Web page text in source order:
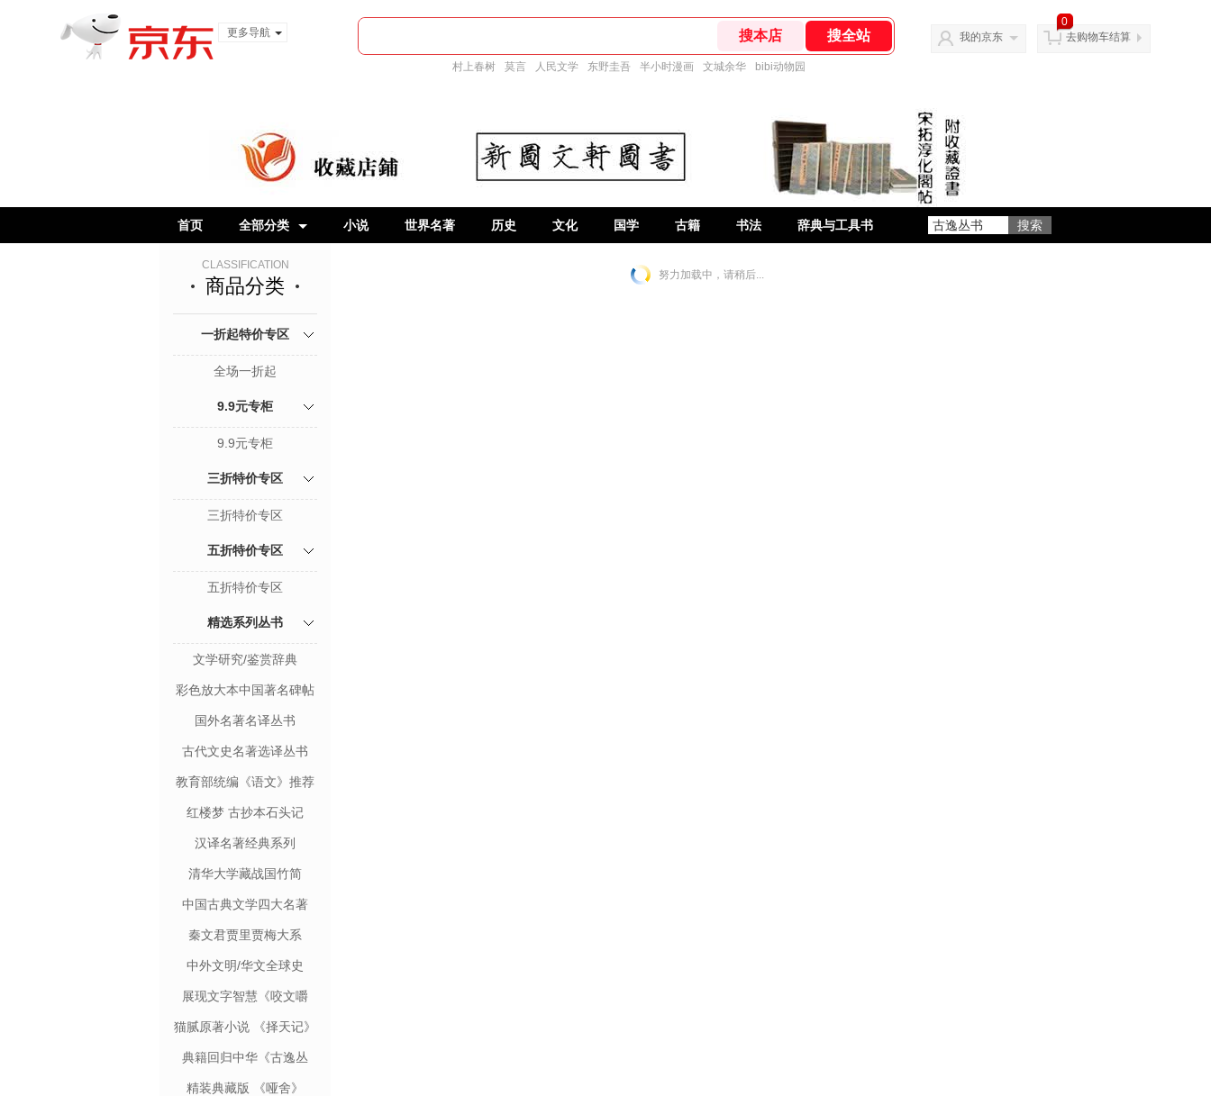
更多导航
村上春树 莫言 人民文学 东野圭吾 半小时漫画 文城余华 bibi动物园
我的京东
0
去购物车结算
首页 全部分类 小说 世界名著 历史 文化 国学 古籍 书法 辞典与工具书
CLASSIFICATION
商品分类
一折起特价专区
全场一折起
9.9元专柜
9.9元专柜
三折特价专区
三折特价专区
五折特价专区
五折特价专区
精选系列丛书
文学研究/鉴赏辞典
彩色放大本中国著名碑帖
国外名著名译丛书
古代文史名著选译丛书
教育部统编《语文》推荐
阅读丛书
红楼梦 古抄本石头记
汉译名著经典系列
清华大学藏战国竹简
中国古典文学四大名著
秦文君贾里贾梅大系
中外文明/华文全球史
展现文字智慧《咬文嚼
字》
猫腻原著小说 《择天记》
典籍回归中华《古逸丛
精装典藏版 《哑舍》
努力加载中，请稍后...